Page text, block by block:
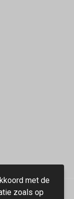
met de
zoals op